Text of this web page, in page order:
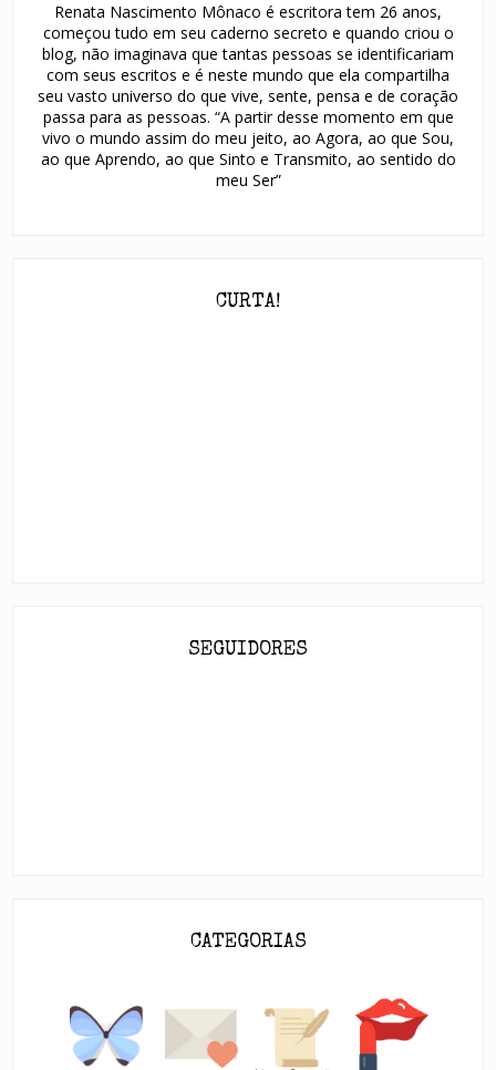
Renata Nascimento Mônaco é escritora tem 26 anos,
começou tudo em seu caderno secreto e quando criou o
blog, não imaginava que tantas pessoas se identificariam
com seus escritos e é neste mundo que ela compartilha
seu vasto universo do que vive, sente, pensa e de coração
passa para as pessoas. “A partir desse momento em que
vivo o mundo assim do meu jeito, ao Agora, ao que Sou,
ao que Aprendo, ao que Sinto e Transmito, ao sentido do
meu Ser”
CURTA!
SEGUIDORES
CATEGORIAS